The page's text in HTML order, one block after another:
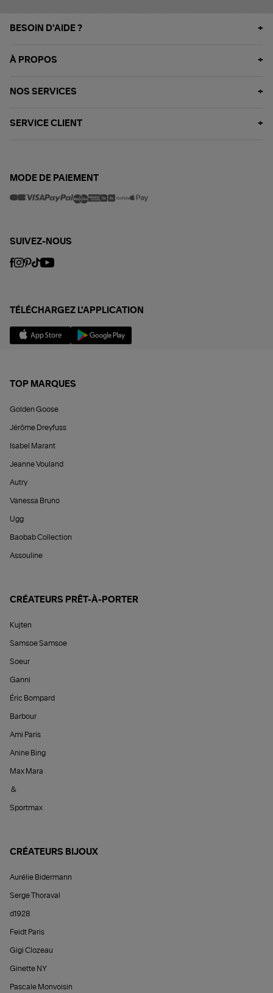
BESOIN D'AIDE ?
À PROPOS
NOS SERVICES
SERVICE CLIENT
MODE DE PAIEMENT
SUIVEZ-NOUS
TÉLÉCHARGEZ L'APPLICATION
TOP MARQUES
Golden Goose
Jérôme Dreyfuss
Isabel Marant
Jeanne Vouland
Autry
Vanessa Bruno
Ugg
Baobab Collection
Assouline
CRÉATEURS PRÊT-À-PORTER
Kujten
Samsoe Samsoe
Soeur
Ganni
Éric Bompard
Barbour
Ami Paris
Anine Bing
Max Mara
&
Sportmax
CRÉATEURS BIJOUX
Aurélie Bidermann
Serge Thoraval
d1928
Feidt Paris
Gigi Clozeau
Ginette NY
Pascale Monvoisin